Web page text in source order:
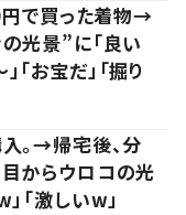
で買った着物→
光景”に「良い
お宝だ」「掘り
。→帰宅後、分
からウロコの光
「激しいw」